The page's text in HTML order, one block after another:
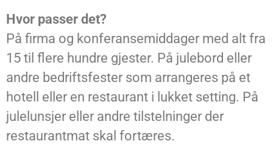
Hvor passer det?
På firma og konferansemiddager med alt fra
15 til flere hundre gjester. På julebord eller
andre bedriftsfester som arrangeres på et
hotell eller en restaurant i lukket setting. På
julelunsjer eller andre tilstelninger der
restaurantmat skal fortæres.